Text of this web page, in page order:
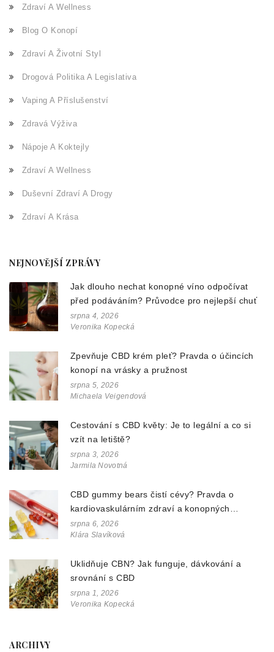
Zdraví A Wellness
Blog O Konopí
Zdraví A Životní Styl
Drogová Politika A Legislativa
Vaping A Příslušenství
Zdravá Výživa
Nápoje A Koktejly
Zdraví A Wellness
Duševní Zdraví A Drogy
Zdraví A Krása
NEJNOVĚJŠÍ ZPRÁVY
Jak dlouho nechat konopné víno odpočívat
před podáváním? Průvodce pro nejlepší chuť
srpna 4, 2026
Veronika Kopecká
Zpevňuje CBD krém pleť? Pravda o účincích
konopí na vrásky a pružnost
srpna 5, 2026
Michaela Veigendová
Cestování s CBD květy: Je to legální a co si
vzít na letiště?
srpna 3, 2026
Jarmila Novotná
CBD gummy bears čistí cévy? Pravda o
kardiovaskulárním zdraví a konopných
doplňcích
srpna 6, 2026
Klára Slavíková
Uklidňuje CBN? Jak funguje, dávkování a
srovnání s CBD
srpna 1, 2026
Veronika Kopecká
ARCHIVY